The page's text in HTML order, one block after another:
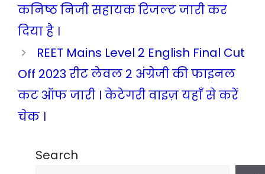
कनिष्ठ निजी सहायक रिजल्ट जारी कर
दिया है ।
REET Mains Level 2 English Final Cut
Off 2023 रीट लेवल 2 अंग्रेजी की फाइनल
कट ऑफ जारी । केटेगरी वाइज़ यहाँ से करें
चेक ।
Search